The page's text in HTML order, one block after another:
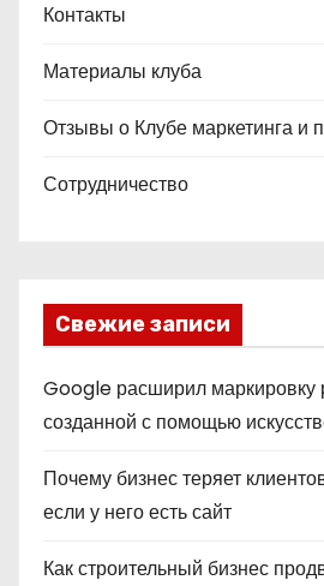
Контакты
Материалы клуба
Отзывы о Клубе маркетинга и
Сотрудничество
Свежие записи
Google расширил маркировку
созданной с помощью
Почему бизнес теряет
если у него есть сайт
Как строительный бизнес